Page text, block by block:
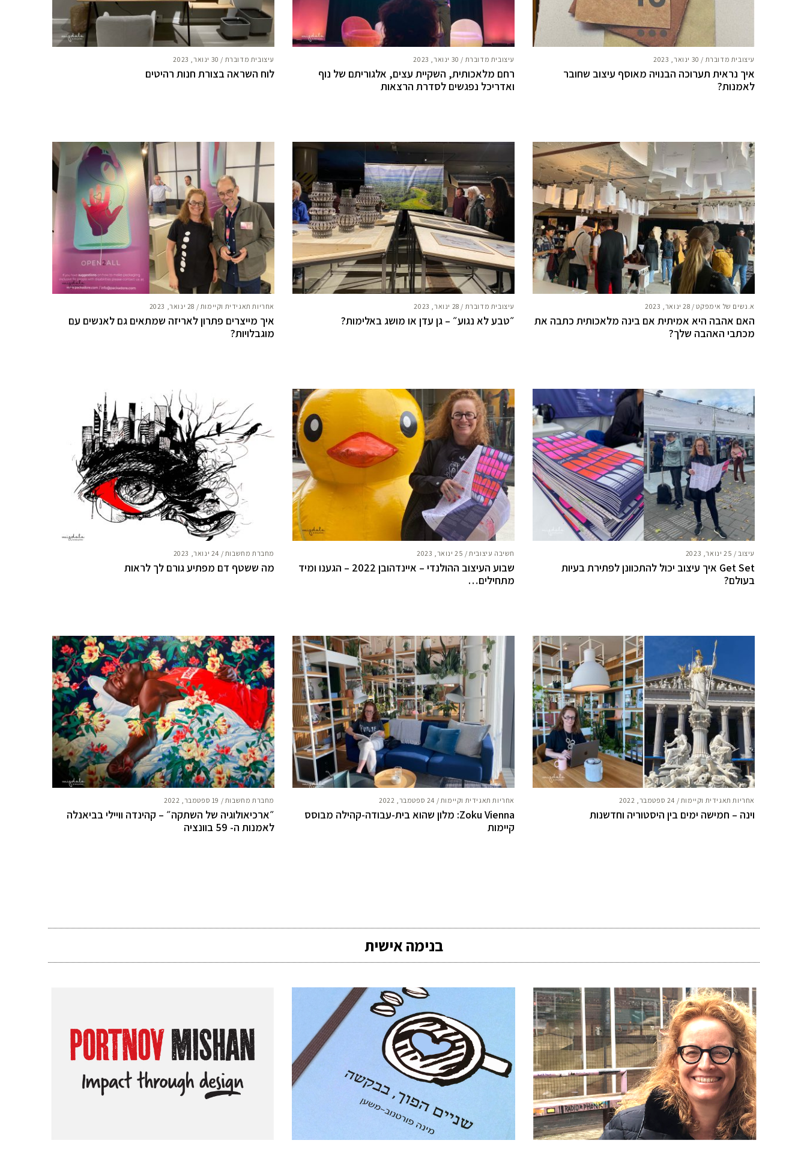
עיצובית מדוברת / 30 ינואר, 2023
איך נראית תערוכה הבנויה מאוסף עיצוב שחובר
לאמנות?
עיצובית מדוברת / 30 ינואר, 2023
רחם מלאכותית, השקיית עצים, אלגוריתם של נוף
ואדריכל נפגשים לסדרת הרצאות
עיצובית מדוברת / 30 ינואר, 2023
לוח השראה בצורת חנות רהיטים
א.נשים של אימפקט/ 28 ינואר, 2023
האם אהבה היא אמיתית אם בינה מלאכותית כתבה את
מכתבי האהבה שלך?
עיצובית מדוברת / 28 ינואר, 2023
״טבע לא נגוע״ – גן עדן או מושג באלימות?
אחריות תאגידית וקיימות / 28 ינואר, 2023
איך מייצרים פתרון לאריזה שמתאים גם לאנשים עם
מוגבלויות?
עיצוב / 25 ינואר, 2023
Get Set איך עיצוב יכול להתכוונן לפתירת בעיות
בעולם?
חשיבה עיצובית / 25 ינואר, 2023
שבוע העיצוב ההולנדי – איינדהובן 2022 – הגענו ומיד
מתחילים…
מחברת מחשבות / 24 ינואר, 2023
מה ששטף דם מפתיע גורם לך לראות
אחריות תאגידית וקיימות / 24 ספטמבר, 2022
וינה – חמישה ימים בין היסטוריה וחדשנות
אחריות תאגידית וקיימות / 24 ספטמבר, 2022
Zoku Vienna: מלון שהוא בית-עבודה-קהילה מבוסס
קיימות
מחברת מחשבות / 19 ספטמבר, 2022
״ארכיאולוגיה של השתקה״ – קהינדה וויילי בביאנלה
לאמנות ה- 59 בוונציה
בנימה אישית